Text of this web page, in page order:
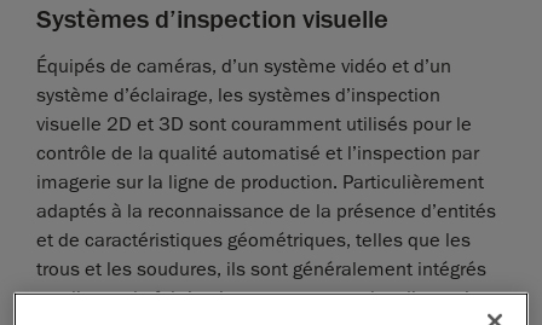
Systèmes d’inspection visuelle
Équipés de caméras, d’un système vidéo et d’un
système d’éclairage, les systèmes d’inspection
visuelle 2D et 3D sont couramment utilisés pour le
contrôle de la qualité automatisé et l’inspection par
imagerie sur la ligne de production. Particulièrement
adaptés à la reconnaissance de la présence d’entités
et de caractéristiques géométriques, telles que les
trous et les soudures, ils sont généralement intégrés
aux lignes de fabrication pour mesurer les dimensions